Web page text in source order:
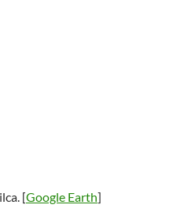
[Google Earth]